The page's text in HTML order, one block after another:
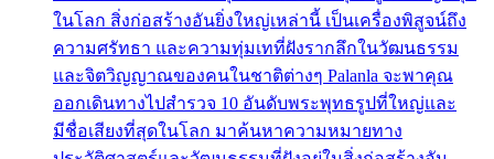
ในโลก สิ่งก่อสร้างอันยิ่งใหญ่เหล่านี้ เป็นเครื่องพิสูจน์ถึง
ความศรัทธา และความทุ่มเทที่ฝังรากลึกในวัฒนธรรม
และจิตวิญญาณของคนในชาติต่างๆ Palanla จะพาคุณ
ออกเดินทางไปสำรวจ 10 อันดับพระพุทธรูปที่ใหญ่และ
มีชื่อเสียงที่สุดในโลก มาค้นหาความหมายทาง